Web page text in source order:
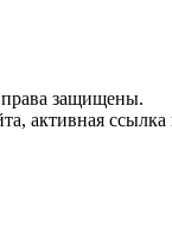
защищены.
активная